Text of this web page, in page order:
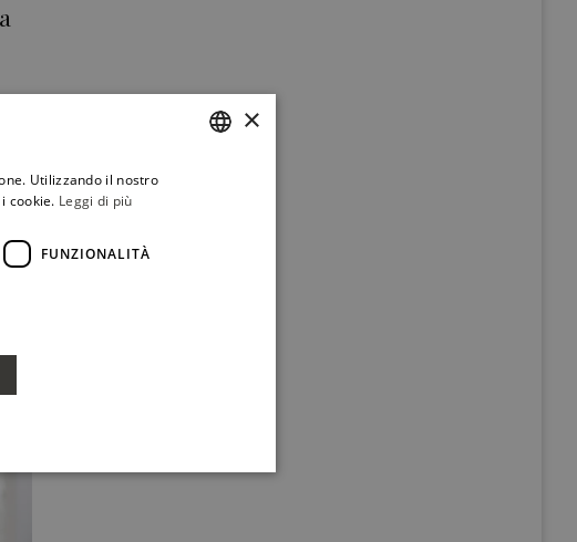
×
Utilizzando il nostro
cookie. Leggi di più
FUNZIONALITÀ